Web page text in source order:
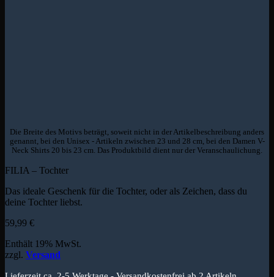
Die Breite des Motivs beträgt, soweit nicht in der Artikelbeschreibung anders
genannt, bei den Unisex - Artikeln zwischen 23 und 28 cm, bei den Damen V-
Neck Shirts 20 bis 23 cm. Das Produktbild dient nur der Veranschaulichung.
FILIA – Tochter
Das ideale Geschenk für die Tochter, oder als Zeichen, dass du
deine Tochter liebst.
59,99 €
Enthält 19% MwSt.
zzgl. Versand